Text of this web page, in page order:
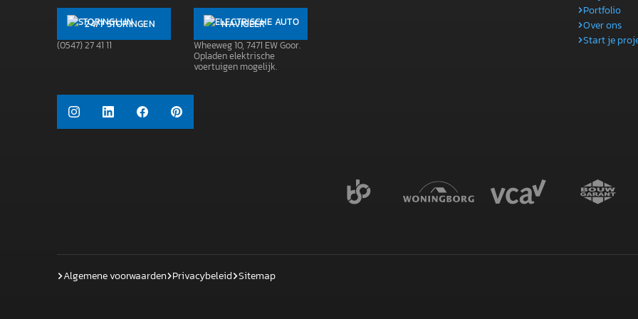
24/7 STORINGEN
(0547) 27 41 11
NAVIGEER
Wheeweg 10, 7471 EW Goor.
Opladen elektrische
voertuigen mogelijk.
Portfolio
Over ons
Start je
Algemene voorwaarden Privacybeleid Sitemap